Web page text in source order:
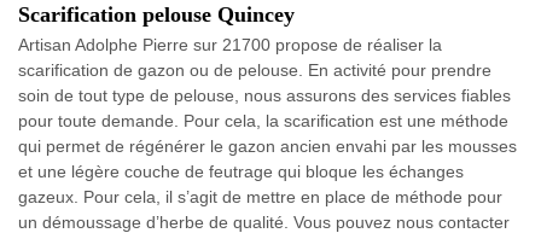
Scarification pelouse Quincey
Artisan Adolphe Pierre sur 21700 propose de réaliser la
scarification de gazon ou de pelouse. En activité pour prendre
soin de tout type de pelouse, nous assurons des services fiables
pour toute demande. Pour cela, la scarification est une méthode
qui permet de régénérer le gazon ancien envahi par les mousses
et une légère couche de feutrage qui bloque les échanges
gazeux. Pour cela, il s’agit de mettre en place de méthode pour
un démoussage d’herbe de qualité. Vous pouvez nous contacter